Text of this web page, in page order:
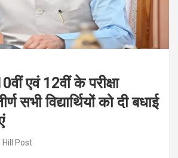
एवं 12वीं के परीक्षा
सभी विद्यार्थियों को दी बधाई
Hill Post